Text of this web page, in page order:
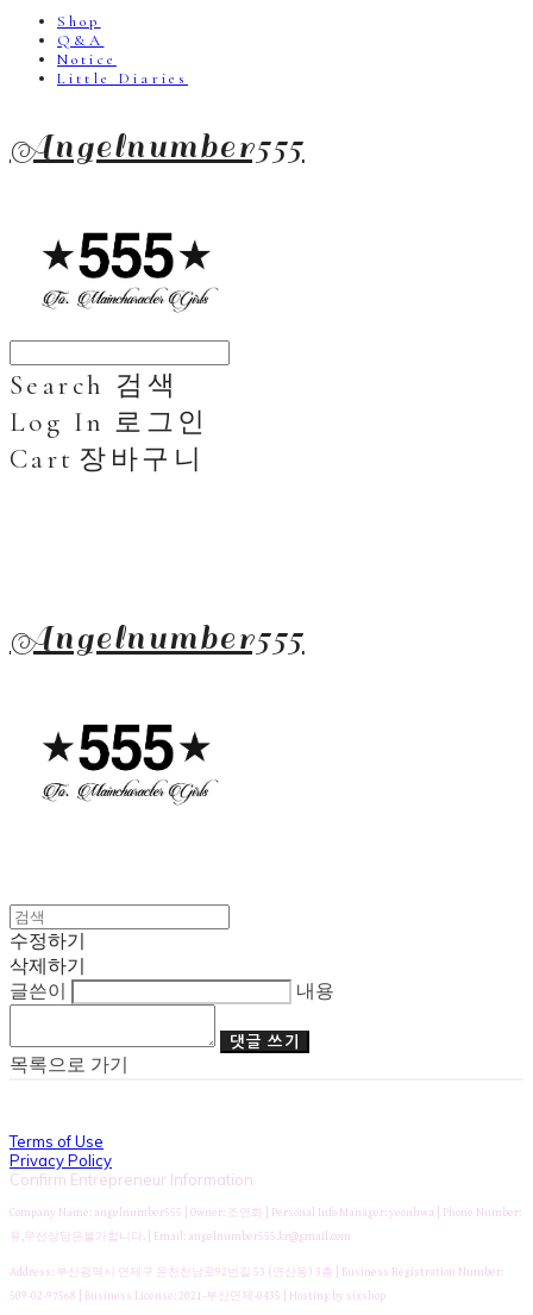
Shop
Q&A
Notice
Little Diaries
Angelnumber555
Search 검색
Log In 로그인
Cart 장바구니
Angelnumber555
수정하기
삭제하기
글쓴이
내용
댓글 쓰기
목록으로 가기
Terms of Use
Privacy Policy
Confirm Entrepreneur Information
Company Name: angelnumber555 | Owner: 조연화 | Personal Info Manager: yeonhwa | Phone Number:
유,무선상담은불가합니다. | Email: angelnumber555.kr@gmail.com
Address: 부산광역시 연제구 온천천남로92번길 53 (연산동) 3층 | Business Registration Number:
509-02-97568 | Business License:2021-부산연제-0435 | Hosting by sixshop